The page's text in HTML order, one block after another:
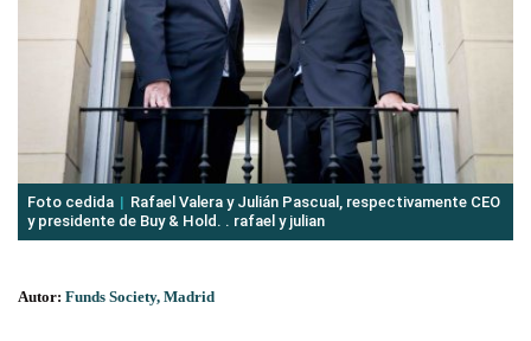
Foto cedida
Rafael Valera y Julián Pascual, respectivamente CEO
y presidente de Buy & Hold. . rafael y julian
Autor: Funds Society, Madrid